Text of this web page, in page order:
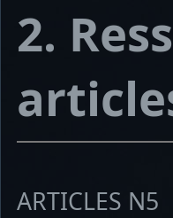
2.
ARTICLES N5